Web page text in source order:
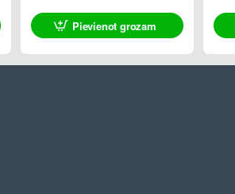
Pievienot grozam